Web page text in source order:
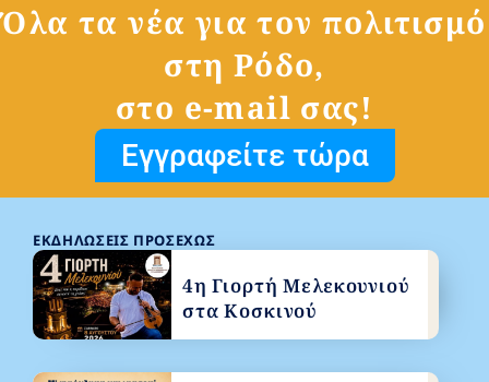
Όλα τα νέα για τον πολιτισμό
στη Ρόδο,
στο e-mail σας!
Εγγραφείτε τώρα
ΕΚΔΗΛΏΣΕΙΣ ΠΡΟΣΕΧΏΣ
4η Γιορτή Μελεκουνιού
στα Κοσκινού